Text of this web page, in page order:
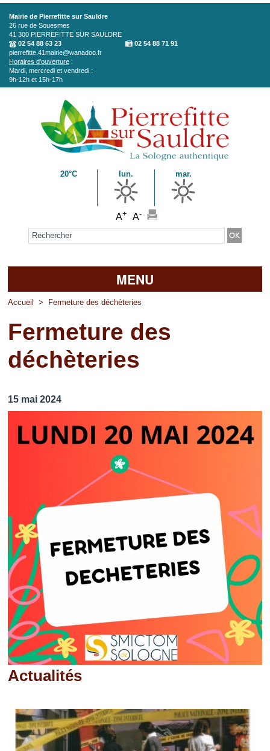
Aller au contenu principal
Mairie de Pierrefitte sur Sauldre
26 rue de Souesmes
41 300 PIERREFITTE SUR SAULDRE
02 54 88 63 23
02 54 88 71 91
pierrefitte.41mairie@wanadoo.fr
Horaires d'ouverture :
Mardi, mercredi et vendredi :
9h-12h et 15h-17h
20°C lun. mar.
A+ A-
Formulaire de recherche
MENU
Accueil
La mairie
Découvrir Pierrefitte
Vos professionnels
Loisirs
Accueil > Fermeture des déchèteries
Fermeture des
déchèteries
15 mai 2024
Actualités
Pages